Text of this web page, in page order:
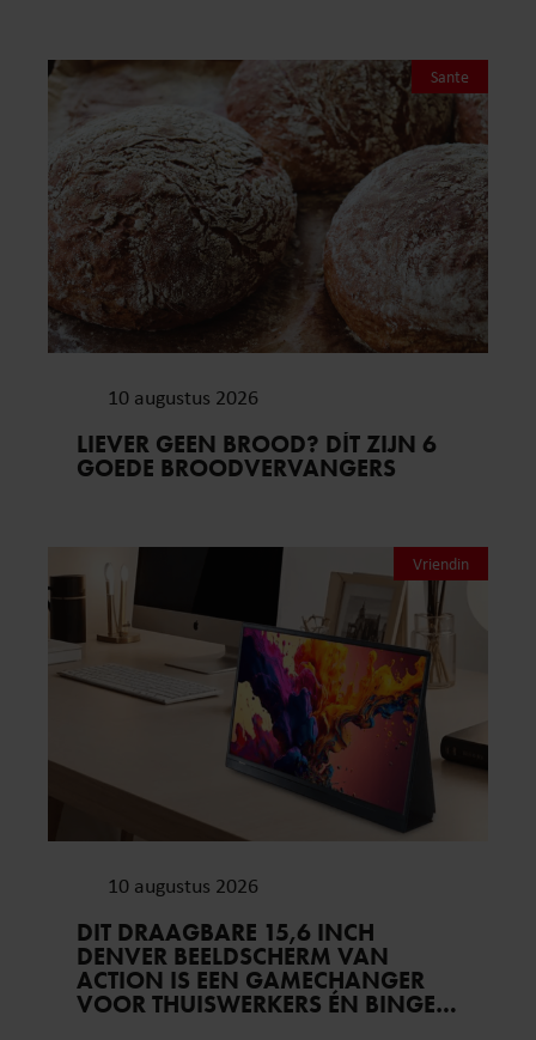
Sante
10 augustus 2026
LIEVER GEEN BROOD? DÍT ZIJN 6
GOEDE BROODVERVANGERS
Vriendin
10 augustus 2026
DIT DRAAGBARE 15,6 INCH
DENVER BEELDSCHERM VAN
ACTION IS EEN GAMECHANGER
VOOR THUISWERKERS ÉN BINGE-